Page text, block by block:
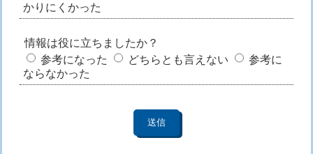
かりにくかった
情報は役に立ちましたか？
参考になった
どちらとも言えない
参考に
ならなかった